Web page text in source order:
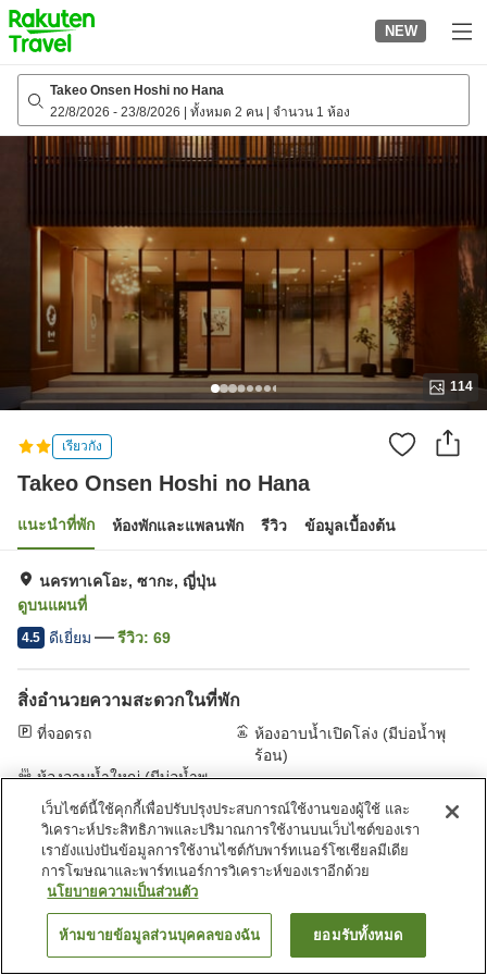
to
top
page
NEW
Takeo Onsen Hoshi no Hana
22/8/2026 - 23/8/2026 ทั้งหมด 2 คน จำนวน 1 ห้อง
114
เรียวกัง
Takeo Onsen Hoshi no Hana
แนะนำที่พัก ห้องพักและแพลนพัก รีวิว ข้อมูลเบื้องต้น
นครทาเคโอะ, ซากะ, ญี่ปุ่น
ดูบนแผนที่
4.5 ดีเยี่ยม รีวิว: 69
สิ่งอำนวยความสะดวกในที่พัก
ที่จอดรถ
ห้องอาบน้ำเปิดโล่ง (มีบ่อน้ำพุ
ร้อน)
ห้องอาบน้ำใหญ่ (มีบ่อน้ำพุ
ร้อน)
หน้าแรก ญี่ปุ่น ซากะ
นครทาเคโอะ
Takeo Onsen Hoshi no Hana
ค้นหาห้องพัก
เว็บไซต์นี้ใช้คุกกี้เพื่อปรับปรุงประสบการณ์ใช้งานของผู้ใช้ และ
วิเคราะห์ประสิทธิภาพและปริมาณการใช้งานบนเว็บไซต์ของเรา
เรายังแบ่งปันข้อมูลการใช้งานไซต์กับพาร์ทเนอร์โซเชียลมีเดีย
การโฆษณาและพาร์ทเนอร์การวิเคราะห์ของเราอีกด้วย
นโยบายความเป็นส่วนตัว
ห้ามขายข้อมูลส่วนบุคคลของฉัน ยอมรับทั้งหมด